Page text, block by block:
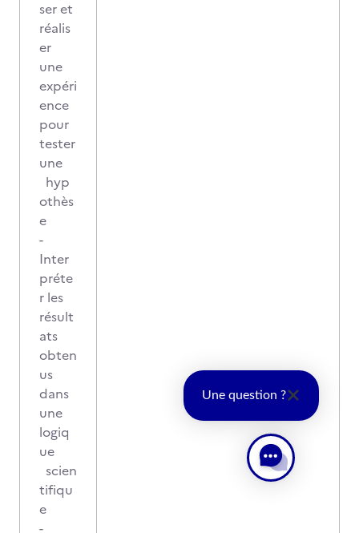
ser et
réalis
er
une
expéri
ence
pour
tester
une
hyp
othès
e
-
Inter
préte
r les
résult
ats
obten
us
dans
une
logiq
ue
scien
tifiqu
e
-
Une question ?